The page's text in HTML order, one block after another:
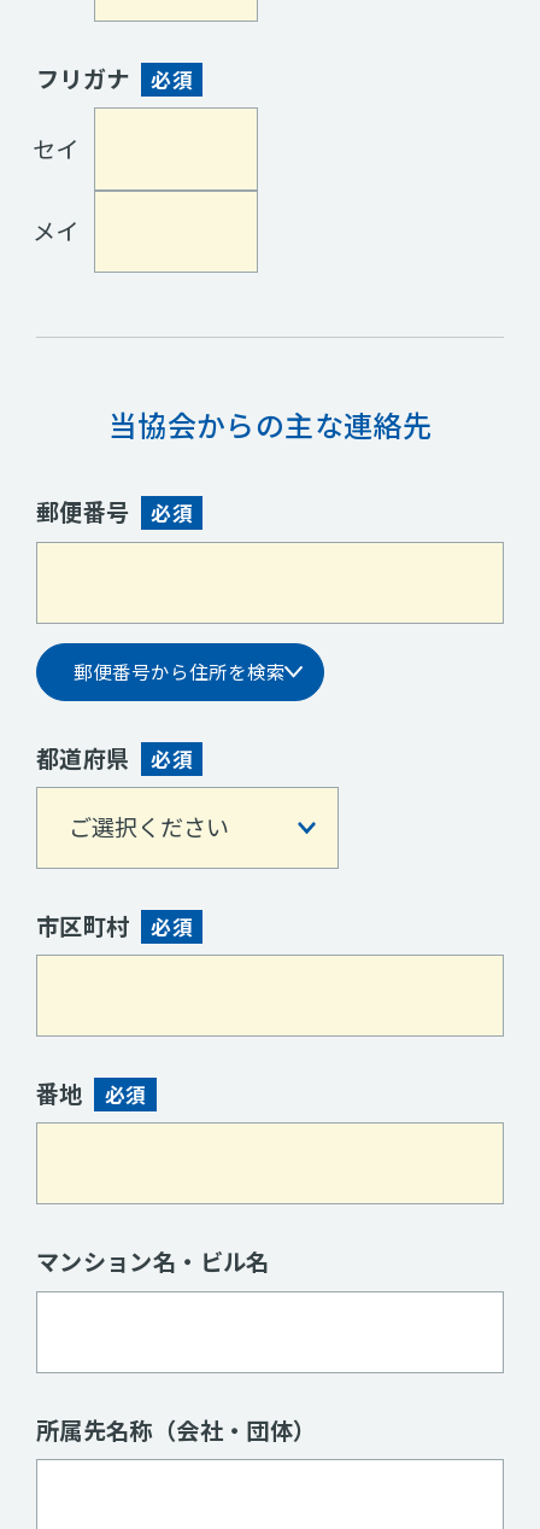
フリガナ 必須
セイ
メイ
当協会からの主な連絡先
郵便番号 必須
郵便番号から住所を検索
都道府県 必須
市区町村 必須
番地 必須
マンション名・ビル名
所属先名称（会社・団体）